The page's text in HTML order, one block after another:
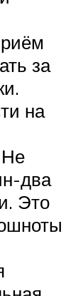
за
на
Не
два
Это